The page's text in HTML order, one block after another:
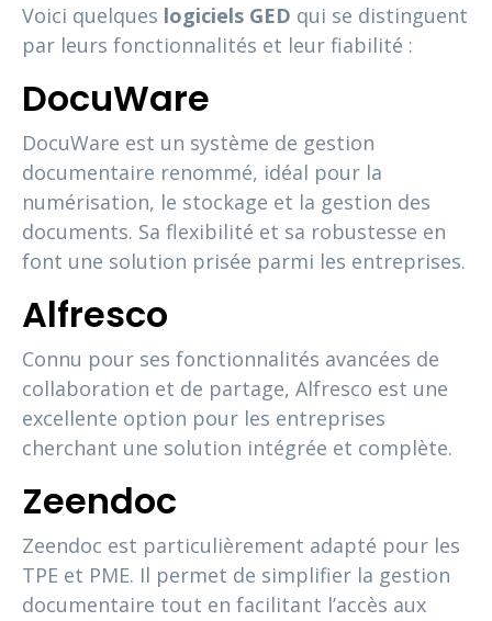
Voici quelques logiciels GED qui se distinguent
par leurs fonctionnalités et leur fiabilité :
DocuWare
DocuWare est un système de gestion
documentaire renommé, idéal pour la
numérisation, le stockage et la gestion des
documents. Sa flexibilité et sa robustesse en
font une solution prisée parmi les entreprises.
Alfresco
Connu pour ses fonctionnalités avancées de
collaboration et de partage, Alfresco est une
excellente option pour les entreprises
cherchant une solution intégrée et complète.
Zeendoc
Zeendoc est particulièrement adapté pour les
TPE et PME. Il permet de simplifier la gestion
documentaire tout en facilitant l’accès aux